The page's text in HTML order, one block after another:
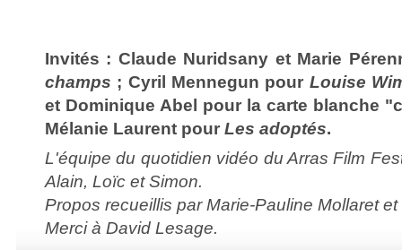
Invités : Claude Nuridsany et Marie
champs ; Cyril Mennegun pour Louise
et Dominique Abel pour la carte blanche
Mélanie Laurent pour Les adoptés.
L'équipe du quotidien vidéo du Arras Film
Alain, Loïc et Simon.
Propos recueillis par Marie-Pauline Mollaret
Merci à David Lesage.